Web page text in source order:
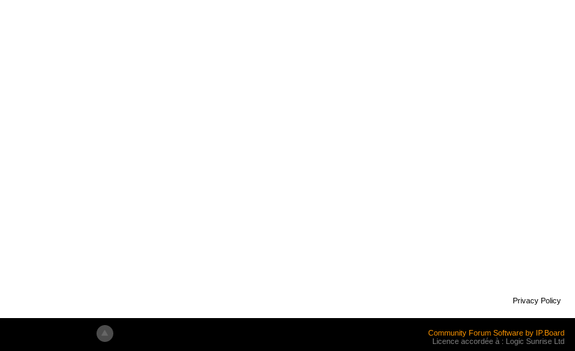
Privacy Policy
Community Forum Software by IP.Board
Licence accordée à : Logic Sunrise Ltd